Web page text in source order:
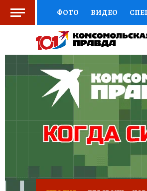
ФОТО ВИДЕО
СОЦПОДДЕРЖКА
ВЫБОР ЭКСПЕРТОВ
КНИЖНАЯ ПОЛКА
ПРЕСС-ЦЕНТР
РАДИО КП РЕКЛАМА